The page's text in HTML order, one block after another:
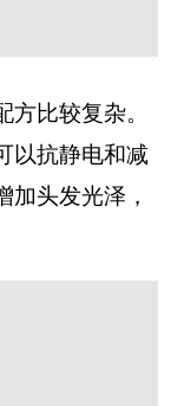
比较复杂。
以抗静电和减
加头发光泽，